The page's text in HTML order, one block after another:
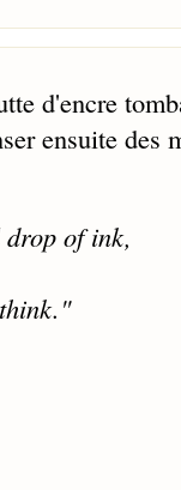
d'encre
ensuite
of ink,